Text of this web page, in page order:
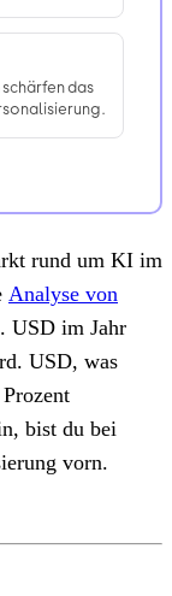
das
rund um KI im
Analyse von
USD im Jahr
USD, was
bist du bei
vorn.